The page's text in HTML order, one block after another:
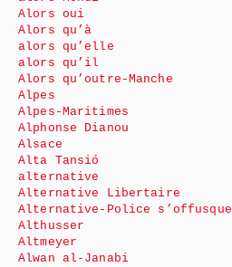
Alors oui
Alors qu’à
alors qu’elle
alors qu’il
Alors qu’outre-Manche
Alpes
Alpes-Maritimes
Alphonse Dianou
Alsace
Alta Tansió
alternative
Alternative Libertaire
Alternative-Police s’offusque
Althusser
Altmeyer
Alwan al-Janabi